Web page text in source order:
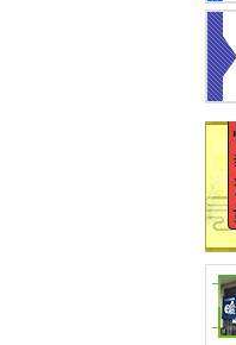
のれん 製作事例